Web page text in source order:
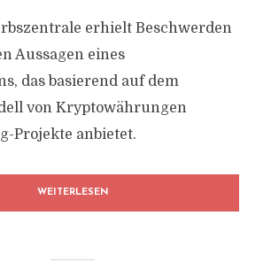
erhielt Beschwerden
Aussagen eines
das basierend auf dem
von Kryptowährungen
Projekte anbietet.
WEITERLESEN